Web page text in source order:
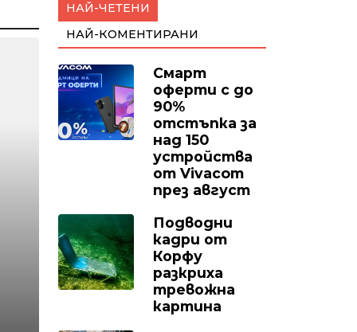
НАЙ-ЧЕТЕНИ
НАЙ-КОМЕНТИРАНИ
Смарт
оферти с до
90%
отстъпка за
над 150
устройства
от Vivacom
през август
Подводни
кадри от
Корфу
разкриха
тревожна
картина